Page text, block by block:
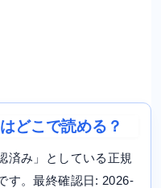
どこで読める？
済み」としている正規
す。最終確認日: 2026-